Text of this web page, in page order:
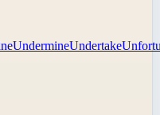
UndermineUndertake